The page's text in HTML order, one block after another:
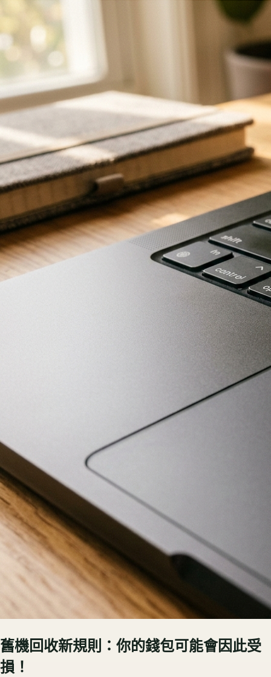
舊機回收新規則：你的錢包可能會因此受
損！